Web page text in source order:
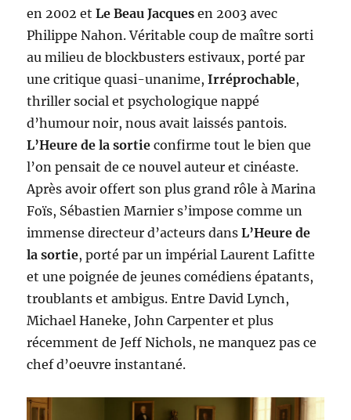
en 2002 etLe Beau Jacques en 2003 avec
Philippe Nahon. Véritable coup de maître sorti
au milieu de blockbusters estivaux, porté par
une critique quasi-unanime,Irréprochable,
thriller social et psychologique nappé
d’humour noir, nous avait laissés pantois.
L’Heure de la sortie confirme tout le bien que
l’on pensait de ce nouvel auteur et cinéaste.
Après avoir offert son plus grand rôle à Marina
Foïs, Sébastien Marnier s’impose comme un
immense directeur d’acteurs dansL’Heure de
la sortie, porté par un impérial Laurent Lafitte
et une poignée de jeunes comédiens épatants,
troublants et ambigus. Entre David Lynch,
Michael Haneke, John Carpenter et plus
récemment de Jeff Nichols, ne manquez pas ce
chef d’oeuvre instantané.